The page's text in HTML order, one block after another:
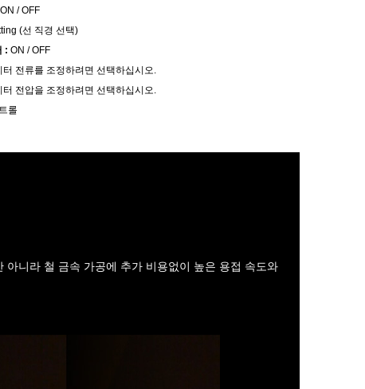
/ OFF
(선 직경 선택)
: ON / OFF
터 전류를 조정하려면 선택하십시오.
터 전압을 조정하려면 선택하십시오.
롤
니라 철 금속 가공에 추가 비용없이 높은 용접 속도와